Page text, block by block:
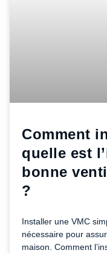
Comment
quelle est
bonne
?
Installer une VMC
nécessaire pour
maison. Comment